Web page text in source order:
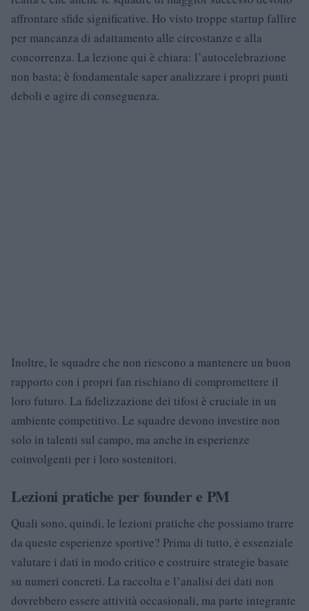
affrontare sfide significative. Ho visto troppe startup fallire
per mancanza di adattamento alle circostanze e alla
concorrenza. La lezione qui è chiara: l’autocelebrazione
non basta; è fondamentale saper analizzare i propri punti
deboli e agire di conseguenza.
Inoltre, le squadre che non riescono a mantenere un buon
rapporto con i propri fan rischiano di compromettere il
loro futuro. La fidelizzazione dei tifosi è cruciale in un
ambiente competitivo. Le squadre devono investire non
solo in talenti sul campo, ma anche in esperienze
coinvolgenti per i loro sostenitori.
Lezioni pratiche per founder e PM
Quali sono, quindi, le lezioni pratiche che possiamo trarre
da queste esperienze sportive? Prima di tutto, è essenziale
valutare i dati in modo critico e costruire strategie basate
su numeri concreti. La raccolta e l’analisi dei dati non
dovrebbero essere attività occasionali, ma parte integrante